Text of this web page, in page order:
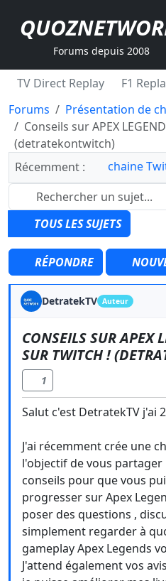
Forums depuis 2008
TV Direct Replay F1
Forums
Présentation de
Conseils sur APEX
(detratekontwitch)
Récemment :
chaine
TOUS LES SUJETS
RÉPONDRE
DetratekTV Auteur
CONSEILS SUR APEX
SUR TWITCH !
1
Salut c'est DetratekTV j'ai
J'ai récemment crée une
l'objectif de vous
conseils pour que vous
progresser sur Apex
poser des questions ,
simplement regarder à
gameplay Apex Legends
J'attend également vos